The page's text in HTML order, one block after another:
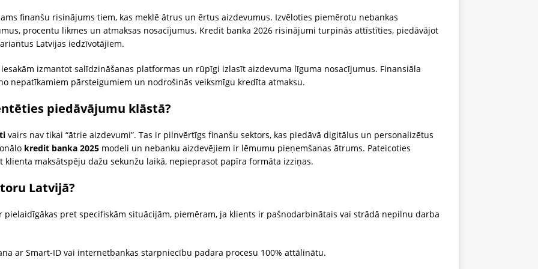
finanšu risinājums tiem, kas meklē ātrus un ērtus aizdevumus. Izvēloties piemērotu nebankas
procentu likmes un atmaksas nosacījumus. Kredit banka 2026 risinājumi turpinās attīstīties, piedāvājot
Latvijas iedzīvotājiem.
izmantot salīdzināšanas platformas un rūpīgi izlasīt aizdevuma līguma nosacījumus. Finansiāla
nepatīkamiem pārsteigumiem un nodrošinās veiksmīgu kredīta atmaksu.
piedāvājumu klāstā?
vairs nav tikai “ātrie aizdevumi”. Tas ir pilnvērtīgs finanšu sektors, kas piedāvā digitālus un personalizētus
kredit banka 2025 modeli un nebanku aizdevējiem ir lēmumu pieņemšanas ātrums. Pateicoties
maksātspēju dažu sekunžu laikā, nepieprasot papīra formāta izziņas.
Latvijā?
pret specifiskām situācijām, piemēram, ja klients ir pašnodarbinātais vai strādā nepilnu darba
ar Smart-ID vai internetbankas starpniecību padara procesu 100% attālinātu.